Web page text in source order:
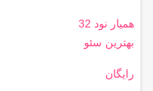
همیار نود 32
بهترین سئو
رایگان